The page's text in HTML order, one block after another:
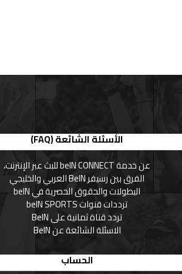
الأسئلة الشائعة (FAQ)
عن خدمة beIN CONNECT للبث عبر الإنترنت،
الفرق بين رسيفر BeIN العربي والخليجي
البطولات والحقوق الحصرية في beIN
ترددات قنوات beIN SPORTS
تردد قناة ثمانية على BeIN
الاسئلة الشائعة عن BeIN
الحساب